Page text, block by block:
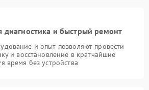
диагностика и быстрый ремонт
и опыт позволяют провести
и восстановление в кратчайшие
время без устройства